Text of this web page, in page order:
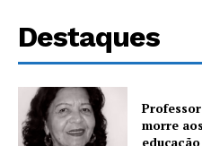
Destaques
morre